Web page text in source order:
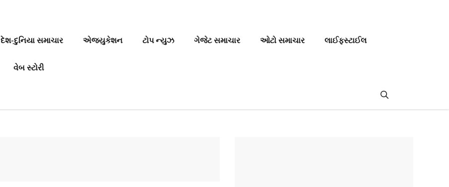
દેશ-દુનિયા સમાચાર એજ્યુકેશન ટોપ ન્યુઝ ગેજેટ સમાચાર ઓટો સમાચાર લાઈફસ્ટાઈલ
વેબ સ્ટોરી